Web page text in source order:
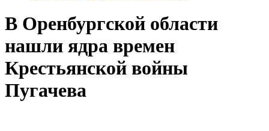
В Оренбургской области
нашли ядра времен
Крестьянской войны
Пугачева